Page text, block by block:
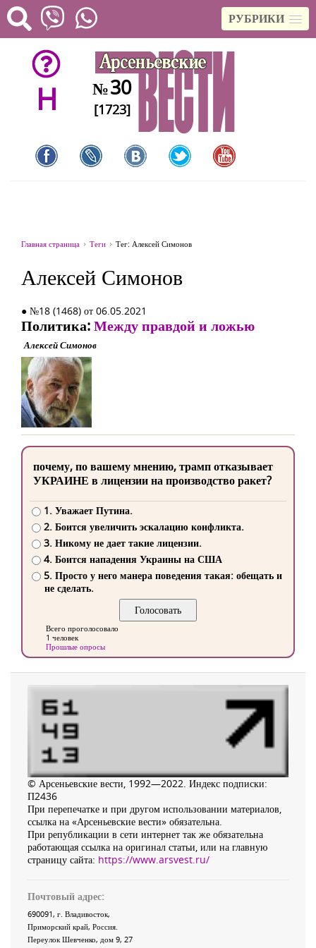
РУБРИКИ
H №30
[1723]
Главная страница Теги Тег: Алексей Симонов
Алексей Симонов
● №18 (1468) от 06.05.2021
Политика:Между правдой и ложью
Алексей Симонов
почему, по вашему мнению, трамп отказывает
УКРАИНЕ в лицензии на производство ракет?
1. Уважает Путина.
2. Боится увеличить эскалацию конфликта.
3. Никому не дает такие лицензии.
4. Боится нападения Украины на США
5. Просто у него манера поведения такая: обещать и
не сделать.
Всего проголосовало
1 человек
Прошлые опросы
© Арсеньевские вести, 1992—2022. Индекс подписки:
П2436
При перепечатке и при другом использовании материалов,
ссылка на «Арсеньевские вести» обязательна.
При републикации в сети интернет так же обязательна
работающая ссылка на оригинал статьи, или на главную
страницу сайта: https://www.arsvest.ru/
Почтовый адрес:
690091, г. Владивосток,
Приморский край, Россия
Переулок Шевченко, дом 9, 27